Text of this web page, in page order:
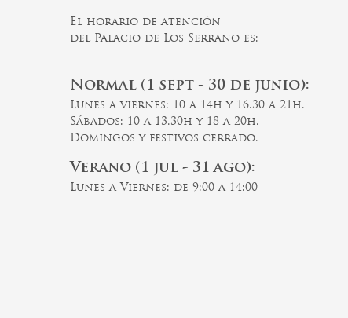
El horario de atención
del Palacio de Los Serrano es:
Normal (1 sept - 30 de junio):
Lunes a viernes: 10 a 14h y 16.30 a 21h.
Sábados: 10 a 13.30h y 18 a 20h.
Domingos y festivos cerrado.
Verano (1 jul - 31 ago):
Lunes a Viernes: de 9:00 a 14:00